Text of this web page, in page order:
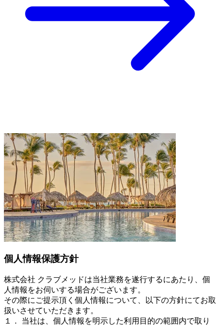
個人情報保護方針
株式会社 クラブメッドは当社業務を遂行するにあたり、個
人情報をお伺いする場合がございます。
その際にご提示頂く個人情報について、以下の方針にてお取
扱いさせていただきます。
１． 当社は、個人情報を明示した利用目的の範囲内で取り